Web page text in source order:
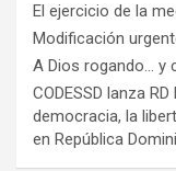
El ejercicio de la
Modificación
A Dios rogando… y
CODESSD lanza
democracia, la
en República